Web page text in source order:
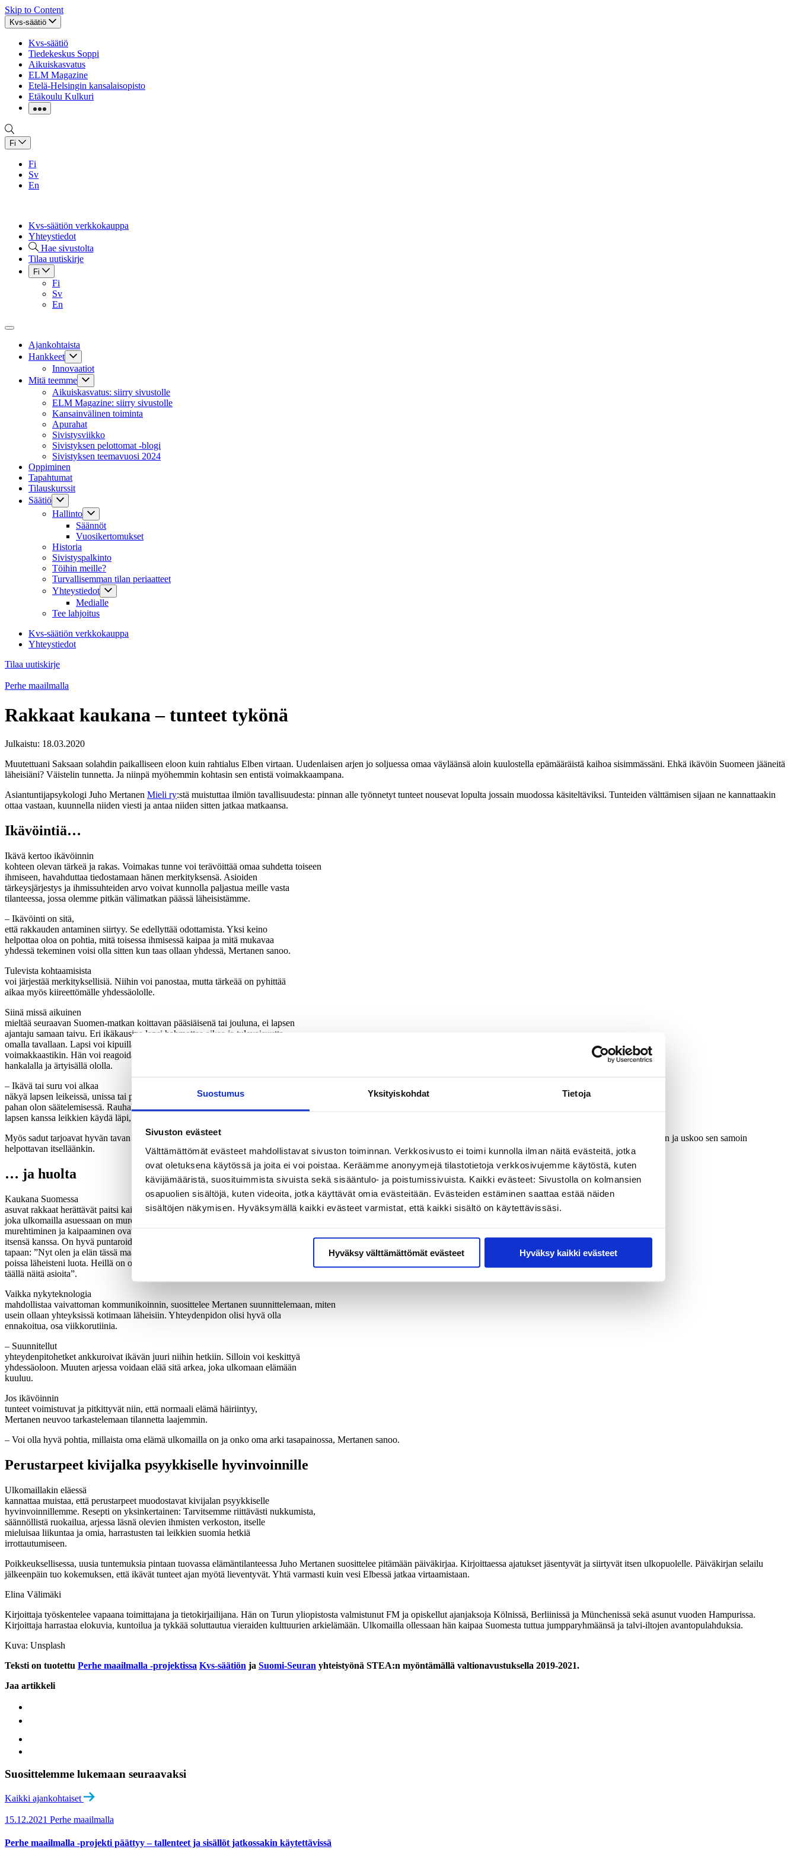
Suostumus Yksityiskohdat Tietoja
Sivuston evästeet
Välttämättömät evästeet mahdollistavat sivuston toiminnan. Verkkosivusto ei toimi kunnolla ilman näitä evästeitä, jotka
ovat oletuksena käytössä ja joita ei voi poistaa. Keräämme anonyymejä tilastotietoja verkkosivujemme käytöstä, kuten
kävijämääristä, suosituimmista sivuista sekä sisääntulo- ja poistumissivuista. Kaikki evästeet: Sivustolla on kolmansien
osapuolien sisältöjä, kuten videoita, jotka käyttävät omia evästeitään. Evästeiden estäminen saattaa estää näiden
sisältöjen näkymisen. Hyväksymällä kaikki evästeet varmistat, että kaikki sisältö on käytettävissäsi.
Hyväksy välttämättömät evästeet Hyväksy kaikki evästeet
Skip to Content
Kvs-säätiö
Kvs-säätiö
Tiedekeskus Soppi
Aikuiskasvatus
ELM Magazine
Etelä-Helsingin kansalaisopisto
Etäkoulu Kulkuri
Fi
Fi
Sv
En
Kvs-säätiön verkkokauppa
Yhteystiedot
Hae sivustolta
Tilaa uutiskirje
Fi
Fi
Sv
En
Ajankohtaista
Hankkeet
Innovaatiot
Mitä teemme
Aikuiskasvatus: siirry sivustolle
ELM Magazine: siirry sivustolle
Kansainvälinen toiminta
Apurahat
Sivistysviikko
Sivistyksen pelottomat -blogi
Sivistyksen teemavuosi 2024
Oppiminen
Tapahtumat
Tilauskurssit
Säätiö
Hallinto
Säännöt
Vuosikertomukset
Historia
Sivistyspalkinto
Töihin meille?
Turvallisemman tilan periaatteet
Yhteystiedot
Medialle
Tee lahjoitus
Kvs-säätiön verkkokauppa
Yhteystiedot
Tilaa uutiskirje
Perhe maailmalla
Rakkaat kaukana – tunteet tykönä
Julkaistu: 18.03.2020
Muutettuani Saksaan solahdin paikalliseen eloon kuin rahtialus Elben virtaan. Uudenlaisen arjen jo soljuessa omaa väyläänsä aloin kuulostella epämääräistä kaihoa sisimmässäni. Ehkä ikävöin Suomeen jääneitä
läheisiäni? Väistelin tunnetta. Ja niinpä myöhemmin kohtasin sen entistä voimakkaampana.
Asiantuntijapsykologi Juho Mertanen Mieli ry:stä muistuttaa ilmiön tavallisuudesta: pinnan alle työnnetyt tunteet nousevat lopulta jossain muodossa käsiteltäviksi. Tunteiden välttämisen sijaan ne kannattaakin
ottaa vastaan, kuunnella niiden viesti ja antaa niiden sitten jatkaa matkaansa.
Ikävöintiä…
Ikävä kertoo ikävöinnin
kohteen olevan tärkeä ja rakas. Voimakas tunne voi terävöittää omaa suhdetta toiseen
ihmiseen, havahduttaa tiedostamaan hänen merkityksensä. Asioiden
tärkeysjärjestys ja ihmissuhteiden arvo voivat kunnolla paljastua meille vasta
tilanteessa, jossa olemme pitkän välimatkan päässä läheisistämme.
– Ikävöinti on sitä,
että rakkauden antaminen siirtyy. Se edellyttää odottamista. Yksi keino
helpottaa oloa on pohtia, mitä toisessa ihmisessä kaipaa ja mitä mukavaa
yhdessä tekeminen voisi olla sitten kun taas ollaan yhdessä, Mertanen sanoo.
Tulevista kohtaamisista
voi järjestää merkityksellisiä. Niihin voi panostaa, mutta tärkeää on pyhittää
aikaa myös kiireettömälle yhdessäololle.
Siinä missä aikuinen
mieltää seuraavan Suomen-matkan koittavan pääsiäisenä tai jouluna, ei lapsen
ajantaju samaan taivu. Eri ikäkausina lapsi hahmottaa aikaa ja tulevaisuutta
omalla tavallaan. Lapsi voi kipuilla Suomeen jääneiden läheistensä kaipuuta
voimakkaastikin. Hän voi reagoida esimerkiksi univaikeuksin, vatsakivulla tai
hankalalla ja ärtyisällä ololla.
– Ikävä tai suru voi alkaa
näkyä lapsen leikeissä, unissa tai pelkoina. Lapsi tarvitsee aikuisen tukea
pahan olon säätelemisessä. Rauhallinen aikuinen tuo turvaa ja hän voi vaikka
lapsen kanssa leikkien käydä läpi, miten oloa voi helpottaa, Mertanen vinkkaa.
Myös sadut tarjoavat hyvän tavan työstää lähtemisen ja kaipuun teemoja. Saduille ominaisen onnellisen lopun myötä lapsi huomaa tarinan hahmolla olleen pahan olon lieventyvän ja uskoo sen samoin
helpottavan itselläänkin.
… ja huolta
Kaukana Suomessa
asuvat rakkaat herättävät paitsi kaipuuta, usein myös huolta. En ole ainoa,
joka ulkomailla asuessaan on murehtinut iäkkäiden lähiomaistensa pärjäämistä. Jos
murehtiminen ja kaipaaminen ovat käydä raskaiksi, Mertanen kannustaa pohdintaan
itsensä kanssa. On hyvä puntaroida tunteitaan ja muistaa tosiasiat tähän
tapaan: ”Nyt olen ja elän tässä maassa. En ole lähtenyt tänne vain ollakseni
poissa läheisteni luota. Heillä on oma roolinsa elämässäni, mutta nyt teen
täällä näitä asioita”.
Vaikka nykyteknologia
mahdollistaa vaivattoman kommunikoinnin, suosittelee Mertanen suunnittelemaan, miten
usein ollaan yhteyksissä kotimaan läheisiin. Yhteydenpidon olisi hyvä olla
ennakoitua, osa viikkorutiinia.
– Suunnitellut
yhteydenpitohetket ankkuroivat ikävän juuri niihin hetkiin. Silloin voi keskittyä
yhdessäoloon. Muuten arjessa voidaan elää sitä arkea, joka ulkomaan elämään
kuuluu.
Jos ikävöinnin
tunteet voimistuvat ja pitkittyvät niin, että normaali elämä häiriintyy,
Mertanen neuvoo tarkastelemaan tilannetta laajemmin.
– Voi olla hyvä pohtia, millaista oma elämä ulkomailla on ja onko oma arki tasapainossa, Mertanen sanoo.
Perustarpeet kivijalka psyykkiselle hyvinvoinnille
Ulkomaillakin eläessä
kannattaa muistaa, että perustarpeet muodostavat kivijalan psyykkiselle
hyvinvoinnillemme. Resepti on yksinkertainen: Tarvitsemme riittävästi nukkumista,
säännöllistä ruokailua, arjessa läsnä olevien ihmisten verkoston, itselle
mieluisaa liikuntaa ja omia, harrastusten tai leikkien suomia hetkiä
irrottautumiseen.
Poikkeuksellisessa, uusia tuntemuksia pintaan tuovassa elämäntilanteessa Juho Mertanen suosittelee pitämään päiväkirjaa. Kirjoittaessa ajatukset jäsentyvät ja siirtyvät itsen ulkopuolelle. Päiväkirjan selailu
jälkeenpäin tuo kokemuksen, että ikävät tunteet ajan myötä lieventyvät. Yhtä varmasti kuin vesi Elbessä jatkaa virtaamistaan.
Elina Välimäki
Kirjoittaja työskentelee vapaana toimittajana ja tietokirjailijana. Hän on Turun yliopistosta valmistunut FM ja opiskellut ajanjaksoja Kölnissä, Berliinissä ja Münchenissä sekä asunut vuoden Hampurissa.
Kirjoittaja harrastaa elokuvia, kuntoilua ja tykkää soluttautua vieraiden kulttuurien arkielämään. Ulkomailla ollessaan hän kaipaa Suomesta tuttua jumpparyhmäänsä ja talvi-iltojen avantopulahduksia.
Kuva: Unsplash
Teksti on tuotettu Perhe maailmalla -projektissa Kvs-säätiön ja Suomi-Seuran yhteistyönä STEA:n myöntämällä valtionavustuksella 2019-2021.
Jaa artikkeli
Suosittelemme lukemaan seuraavaksi
Kaikki ajankohtaiset
15.12.2021 Perhe maailmalla
Perhe maailmalla -projekti päättyy – tallenteet ja sisällöt jatkossakin käytettävissä